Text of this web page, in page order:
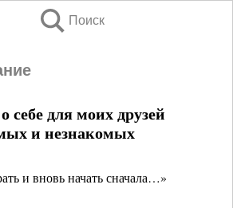
Поиск
себе для моих друзей
и незнакомых
и вновь начать сначала…»